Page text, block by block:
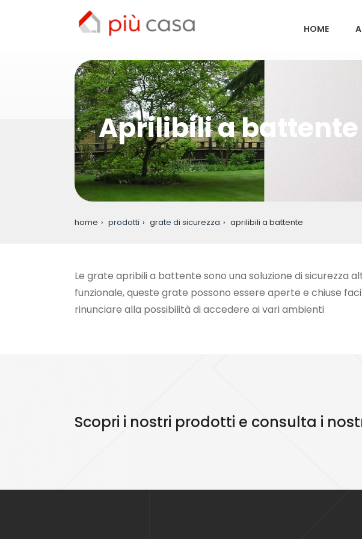
HOME
Aprilibili a battente
home prodotti grate di sicurezza aprilibili a battente
Le grate apribili a battente sono una soluzione di
funzionale, queste grate possono essere aperte e chiuse
rinunciare alla possibilità di accedere ai vari ambienti
Scopri i nostri prodotti e consulta i